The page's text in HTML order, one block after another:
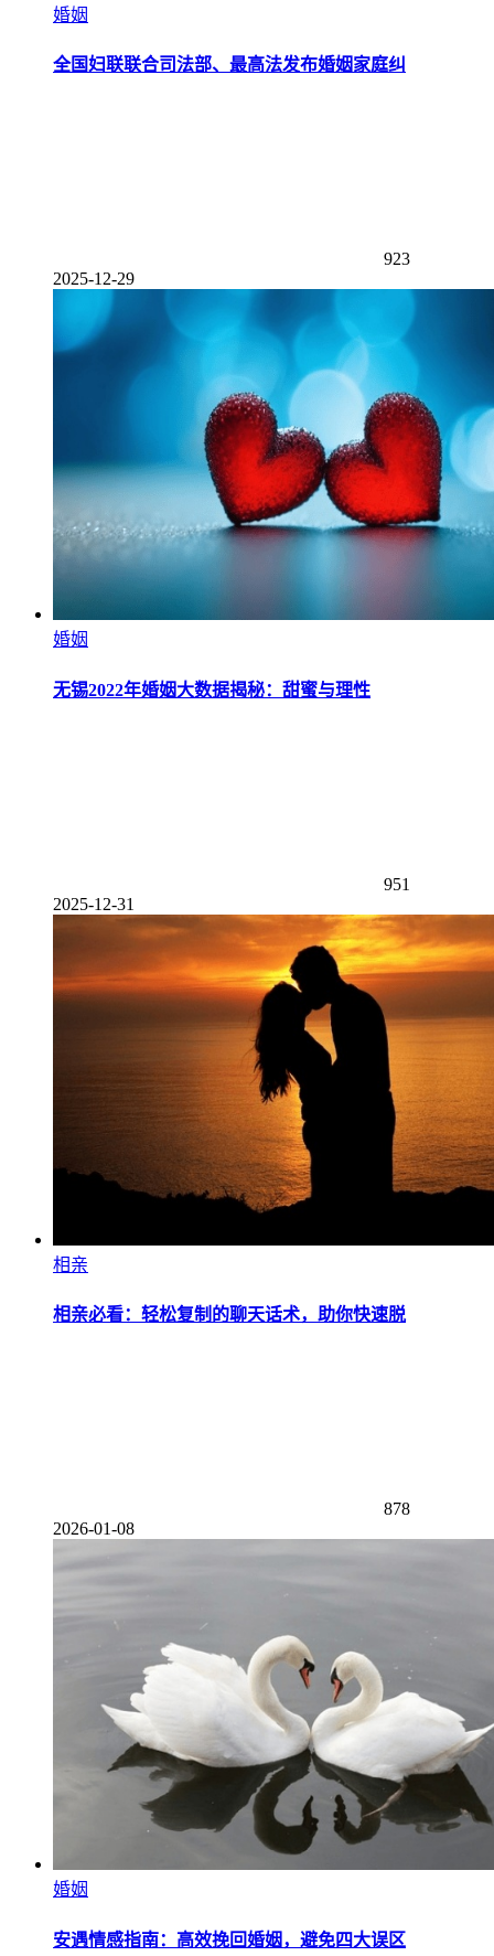
婚姻
全国妇联联合司法部、最高法发布婚姻家庭纠
923
2025-12-29
婚姻
无锡2022年婚姻大数据揭秘：甜蜜与理性
951
2025-12-31
相亲
相亲必看：轻松复制的聊天话术，助你快速脱
878
2026-01-08
婚姻
安遇情感指南：高效挽回婚姻，避免四大误区